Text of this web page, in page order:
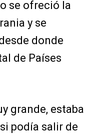
se ofreció la
y se
donde
de Países
grande, estaba
podía salir de